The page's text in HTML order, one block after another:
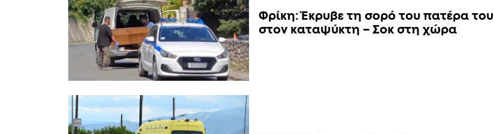
Φρίκη: Έκρυβε τη σορό του πατέρα του
στον καταψύκτη – Σοκ στη χώρα